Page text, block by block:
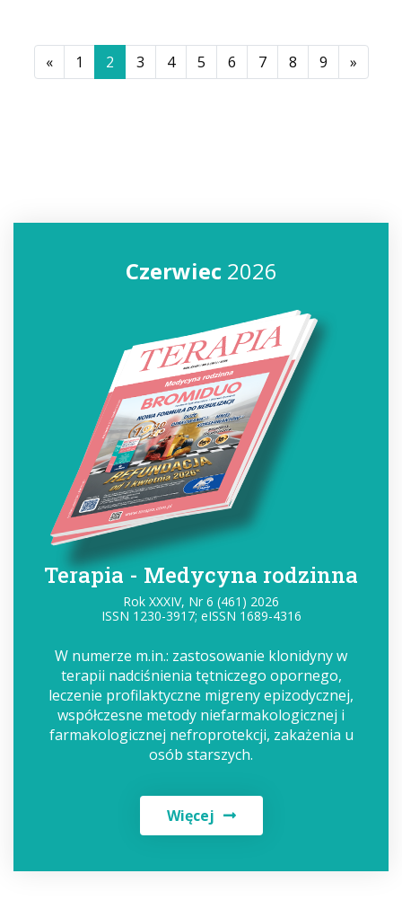
« 1 2 3 4 5 6 7 8 9 »
Czerwiec2026
Terapia - Medycyna rodzinna
Rok XXXIV, Nr 6 (461) 2026
ISSN 1230-3917; eISSN 1689-4316
W numerze m.in.: zastosowanie klonidyny w
terapii nadciśnienia tętniczego opornego,
leczenie profilaktyczne migreny epizodycznej,
współczesne metody niefarmakologicznej i
farmakologicznej nefroprotekcji, zakażenia u
osób starszych.
Więcej